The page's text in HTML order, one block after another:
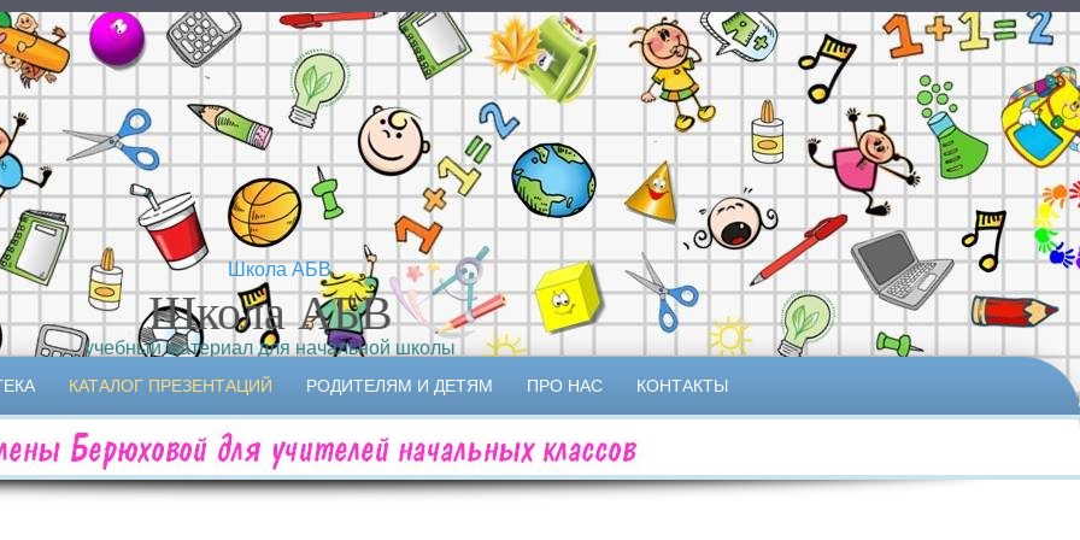
Школа АБВ
учебный материал для начальной школы
КАТАЛОГ ПРЕЗЕНТАЦИЙ РОДИТЕЛЯМ И ДЕТЯМ ПРО НАС КОНТАКТЫ